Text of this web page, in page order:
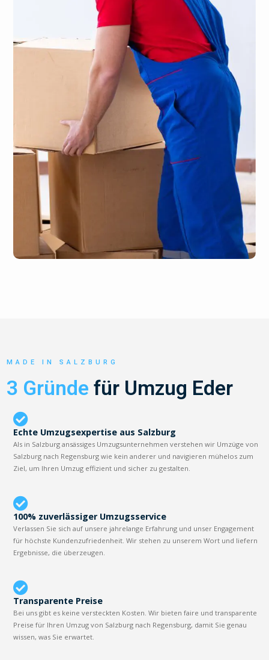
MADE IN SALZBURG
3 Gründe für Umzug Eder
Echte Umzugsexpertise aus Salzburg
Als in Salzburg ansässiges Umzugsunternehmen verstehen wir Umzüge von
Salzburg nach Regensburg wie kein anderer und navigieren mühelos zum
Ziel, um Ihren Umzug effizient und sicher zu gestalten.
100% zuverlässiger Umzugsservice
Verlassen Sie sich auf unsere jahrelange Erfahrung und unser Engagement
für höchste Kundenzufriedenheit. Wir stehen zu unserem Wort und liefern
Ergebnisse, die überzeugen.
Transparente Preise
Bei uns gibt es keine versteckten Kosten. Wir bieten faire und transparente
Preise für Ihren Umzug von Salzburg nach Regensburg, damit Sie genau
wissen, was Sie erwartet.